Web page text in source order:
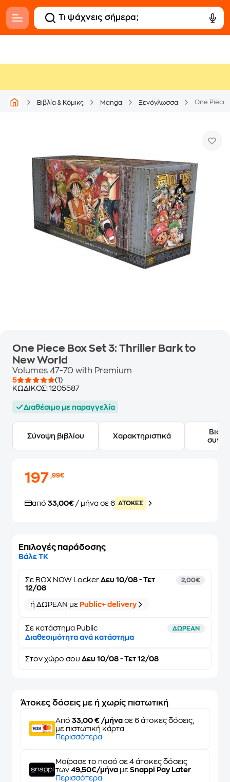
Βιβλία & Κόμικς Manga Ξενόγλωσσα One Piece
One Piece Box Set 3: Thriller Bark to
New World
Volumes 47-70 with Premium
5
(1)
ΚΩΔΙΚΟΣ: 1205587
Διαθέσιμο με παραγγελία
Σύνοψη βιβλίου Χαρακτηριστικά
197,99€
από 33,00€ / μήνα σε 6 ATOKEΣ
Επιλογές παράδοσης
Βάλε ΤΚ
Σε BOX NOW Locker Δευ 10/08 - Τετ
12/08
2,00€
ή ΔΩΡΕΑΝ με Public+ delivery
Σε κατάστημα Public ΔΩΡΕΑΝ
Διαθεσιμότητα ανά κατάστημα
Στον χώρο σου Δευ 10/08 - Τετ 12/08
Άτοκες δόσεις με ή χωρίς πιστωτική
Από 33,00 € /μήνα σε 6 άτοκες δόσεις,
με πιστωτική κάρτα
Περισσότερα
Μοίρασε το ποσό σε 4 άτοκες δόσεις
των 49,50€/μήνα με Snappi Pay Later
Περισσότερα